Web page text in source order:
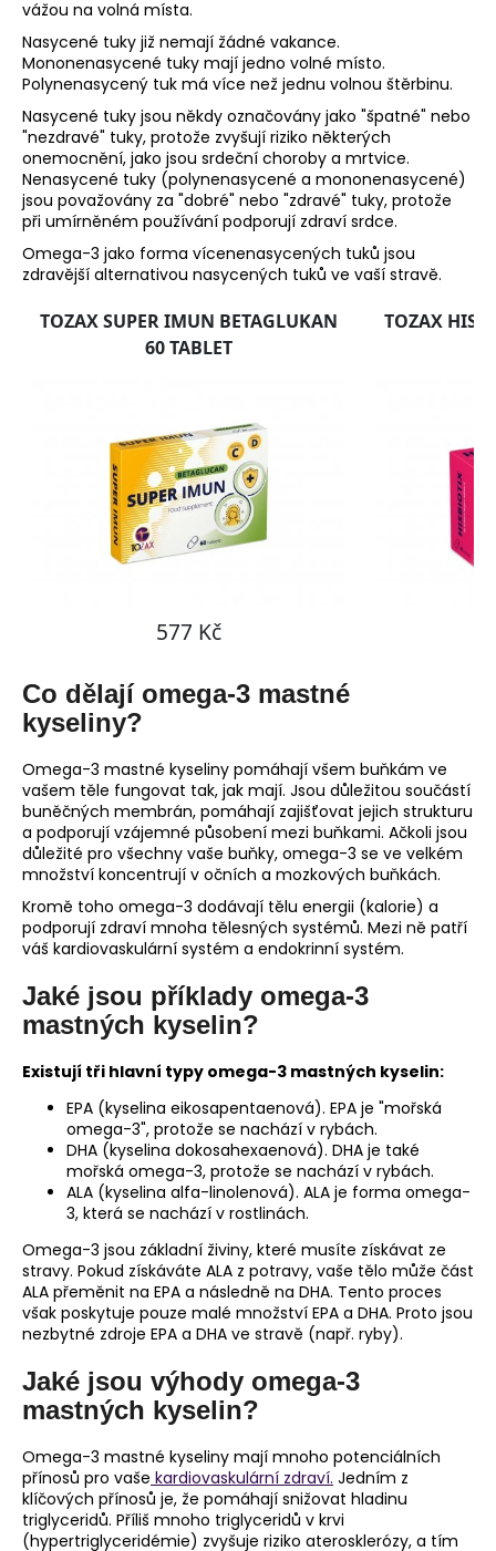
vážou na volná místa.
Nasycené tuky již nemají žádné vakance.
Mononenasycené tuky mají jedno volné místo.
Polynenasycený tuk má více než jednu volnou štěrbinu.
Nasycené tuky jsou někdy označovány jako "špatné" nebo
"nezdravé" tuky, protože zvyšují riziko některých
onemocnění, jako jsou srdeční choroby a mrtvice.
Nenasycené tuky (polynenasycené a mononenasycené)
jsou považovány za "dobré" nebo "zdravé" tuky, protože
při umírněném používání podporují zdraví srdce.
Omega-3 jako forma vícenenasycených tuků jsou
zdravější alternativou nasycených tuků ve vaší stravě.
Co dělají omega-3 mastné
kyseliny?
Omega-3 mastné kyseliny pomáhají všem buňkám ve
vašem těle fungovat tak, jak mají. Jsou důležitou součástí
buněčných membrán, pomáhají zajišťovat jejich strukturu
a podporují vzájemné působení mezi buňkami. Ačkoli jsou
důležité pro všechny vaše buňky, omega-3 se ve velkém
množství koncentrují v očních a mozkových buňkách.
Kromě toho omega-3 dodávají tělu energii (kalorie) a
podporují zdraví mnoha tělesných systémů. Mezi ně patří
váš kardiovaskulární systém a endokrinní systém.
Jaké jsou příklady omega-3
mastných kyselin?
Existují tři hlavní typy omega-3 mastných kyselin:
EPA (kyselina eikosapentaenová). EPA je "mořská
omega-3", protože se nachází v rybách.
DHA (kyselina dokosahexaenová). DHA je také
mořská omega-3, protože se nachází v rybách.
ALA (kyselina alfa-linolenová). ALA je forma omega-
3, která se nachází v rostlinách.
Omega-3 jsou základní živiny, které musíte získávat ze
stravy. Pokud získáváte ALA z potravy, vaše tělo může část
ALA přeměnit na EPA a následně na DHA. Tento proces
však poskytuje pouze malé množství EPA a DHA. Proto jsou
nezbytné zdroje EPA a DHA ve stravě (např. ryby).
Jaké jsou výhody omega-3
mastných kyselin?
Omega-3 mastné kyseliny mají mnoho potenciálních
přínosů pro vaše kardiovaskulární zdraví. Jedním z
klíčových přínosů je, že pomáhají snižovat hladinu
triglyceridů. Příliš mnoho triglyceridů v krvi
(hypertriglyceridémie) zvyšuje riziko aterosklerózy, a tím